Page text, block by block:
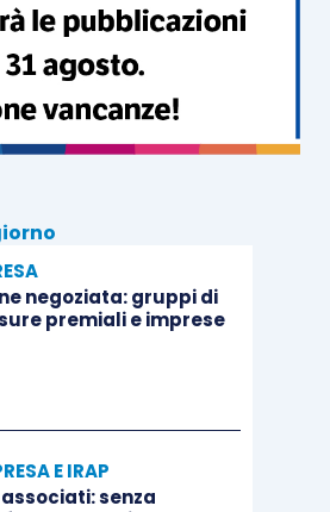
la sua intenzione di ritirare il
una parte del prestito), non
in merito l’autorità di
ritiene che si possa utilizzare
verbalmente) purché sia
il rispetto del preavviso
quale, dal momento che la
ha natura recettizia, decorre
in cui la richiesta perviene
Sarebbe opportuno che
adotti forme di
negoziata: gruppi di
premiali e imprese
E IRAP
associati: senza